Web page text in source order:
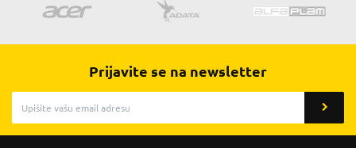
Prijavite se na newsletter